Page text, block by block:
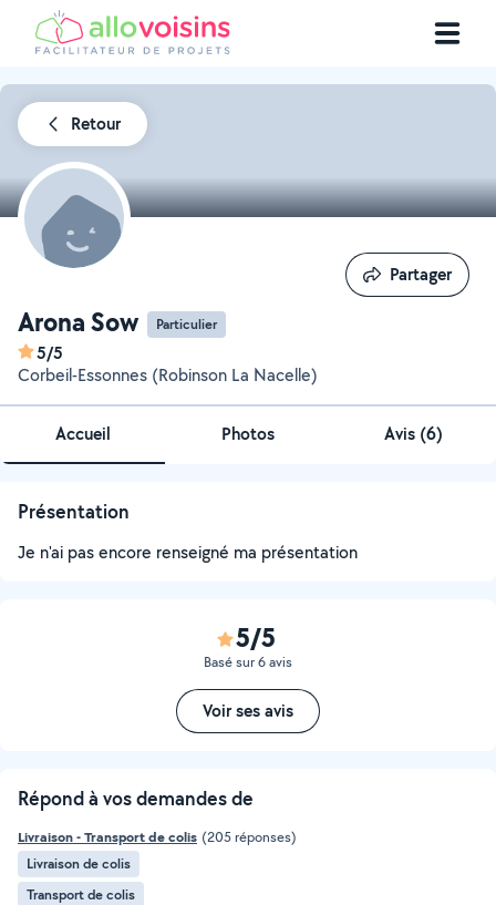
Retour
Arona Sow Particulier
5/5
Corbeil-Essonnes (Robinson La Nacelle)
Partager
Partager
Accueil Photos Avis (6)
Présentation
Je n'ai pas encore renseigné ma présentation
5/5
Basé sur 6 avis
Voir ses avis
Répond à vos demandes de
Livraison - Transport de colis (205 réponses)
Livraison de colis
Transport de colis